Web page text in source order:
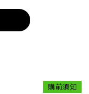
購前須知